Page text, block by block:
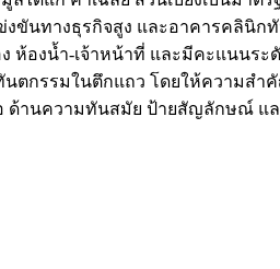
ขันทางธุรกิจสูง และอาคารคลินิ
ห้องน้ำ-เจ้าหน้าที่ และมีคะแนนร
ตกรรมในตึกแถว โดยให้ความสำ
ด้านความทันสมัย ป้ายสัญลักษณ์ แ